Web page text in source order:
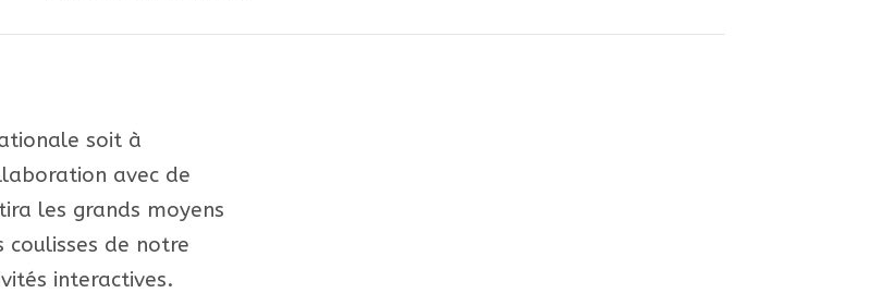
soit à
avec de
les grands moyens
de notre
interactives.